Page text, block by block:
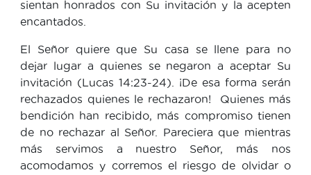
sientan honrados con Su invitación y la acepten
encantados.
El Señor quiere que Su casa se llene para no
dejar lugar a quienes se negaron a aceptar Su
invitación (Lucas 14:23-24). ¡De esa forma serán
rechazados quienes le rechazaron! Quienes más
bendición han recibido, más compromiso tienen
de no rechazar al Señor. Pareciera que mientras
más servimos a nuestro Señor, más nos
acomodamos y corremos el riesgo de olvidar o